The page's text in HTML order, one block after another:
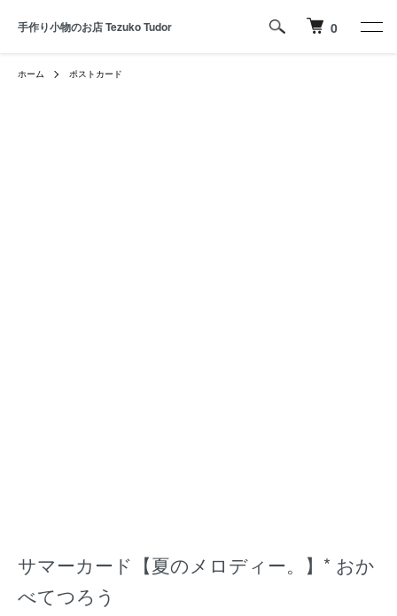
手作り小物のお店 Tezuko Tudor 0
ホーム ポストカード
サマーカード【夏のメロディー。】* おか
べてつろう